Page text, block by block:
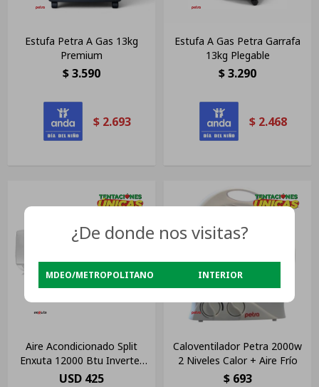
Estufa Petra A Gas 13kg
Premium
$3.590
$ 2.693
Estufa A Gas Petra Garrafa
13kg Plegable
$3.290
$ 2.468
Aire Acondicionado Split
Enxuta 12000 Btu Inverter
Frío Calor Blanco
USD 425
Caloventilador Petra 2000w
2 Niveles Calor + Aire Frío
$ 693
¿De donde nos visitas?
MDEO/METROPOLITANO INTERIOR